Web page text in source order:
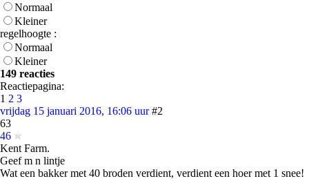
Normaal
Kleiner
regelhoogte :
Normaal
Kleiner
149 reacties
Reactiepagina:
1 2 3
vrijdag 15 januari 2016, 16:06 uur #2
63
46
Kent Farm.
Geef m n lintje
Wat een bakker met 40 broden verdient, verdient een hoer met 1 snee!